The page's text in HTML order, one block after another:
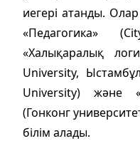
иегері атанды.
«Педагогика»
«Халықаралық
University,
University) және
(Гонконг
білім алады.